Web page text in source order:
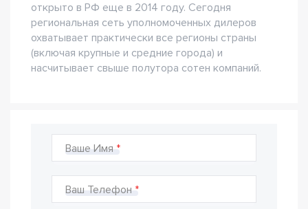
открыто в РФ еще в 2014 году. Сегодня
региональная сеть уполномоченных дилеров
охватывает практически все регионы страны
(включая крупные и средние города) и
насчитывает свыше полутора сотен компаний.
Ваше Имя
Ваш Телефон